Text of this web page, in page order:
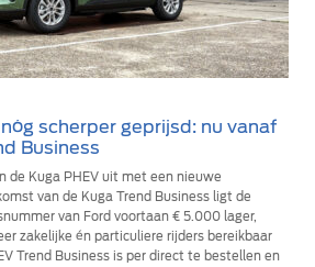
scherper geprijsd: nu vanaf
Business
de Kuga PHEV uit met een nieuwe
van de Kuga Trend Business ligt de
van Ford voortaan € 5.000 lager,
zakelijke én particuliere rijders bereikbaar
Trend Business is per direct te bestellen en